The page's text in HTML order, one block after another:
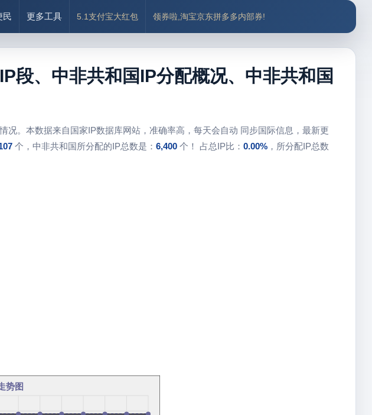
民 更多工具 5.1支付宝大红包 领券啦,淘宝京东拼多多内部券!
段、中非共和国IP分配概况、中非共和国
。本数据来自国家IP数据库网站，准确率高，每天会自动 同步国际信息，最新更
个，中非共和国所分配的IP总数是： 6,400个！ 占总IP比： 0.00%，所分配IP总数
势图